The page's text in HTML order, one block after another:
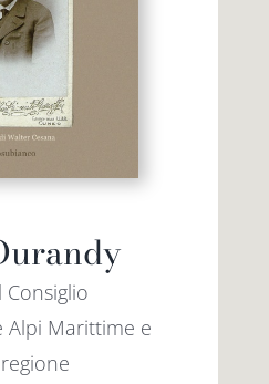
Alpi Marittime e